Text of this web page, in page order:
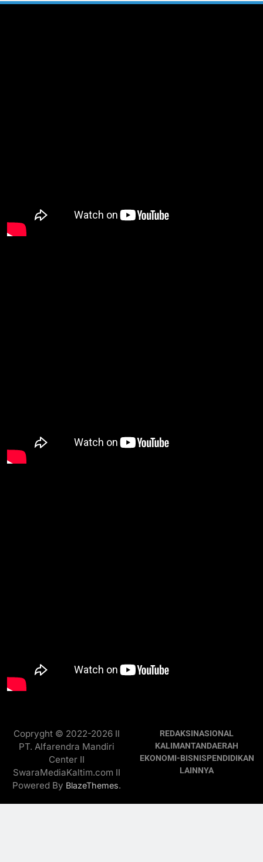
Copryght © 2022-2026 II
PT. Alfarendra Mandiri
Center II
SwaraMediaKaltim.com II
Powered By BlazeThemes.
REDAKSINASIONAL
KALIMANTANDAERAH
EKONOMI-BISNISPENDIDIKAN
LAINNYA